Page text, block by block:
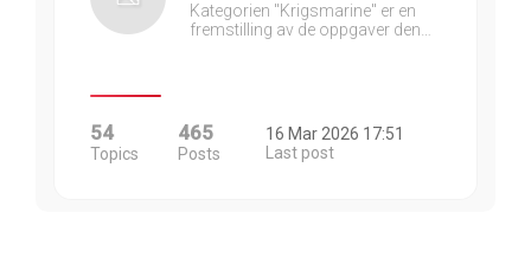
Kategorien "Krigsmarine" er en
fremstilling av de oppgaver den…
54
Topics
465
Posts
16 Mar 2026 17:51
Last post